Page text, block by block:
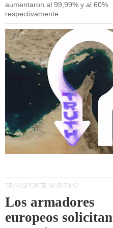
aumentaron al 99,99% y al 60%
respectivamente.
TRANSPORTE MARÍTIMO
Los armadores
europeos solicitan